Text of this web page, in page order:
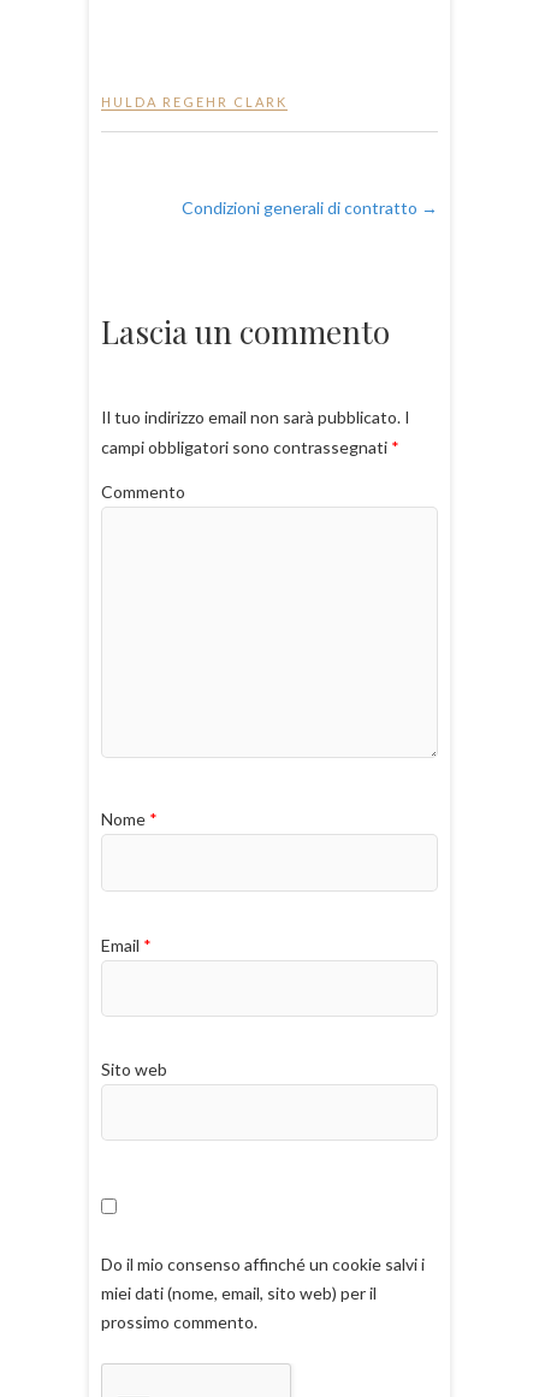
HULDA REGEHR CLARK
Condizioni generali di contratto →
Lascia un commento
Il tuo indirizzo email non sarà pubblicato. I
campi obbligatori sono contrassegnati *
Commento
Nome *
Email *
Sito web
Do il mio consenso affinché un cookie salvi i
miei dati (nome, email, sito web) per il
prossimo commento.